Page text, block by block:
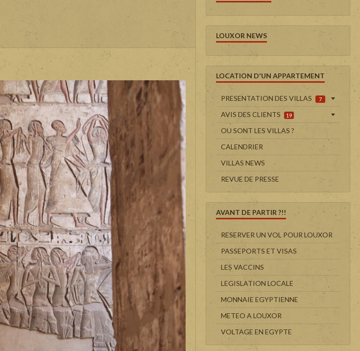
LOUXOR NEWS
LOCATION D'UN APPARTEMENT
PRESENTATION DES VILLAS 7
AVIS DES CLIENTS 19
OU SONT LES VILLAS ?
CALENDRIER
VILLAS NEWS
REVUE DE PRESSE
AVANT DE PARTIR ?!!
RESERVER UN VOL POUR LOUXOR
PASSEPORTS ET VISAS
LES VACCINS
LEGISLATION LOCALE
MONNAIE EGYPTIENNE
METEO A LOUXOR
VOLTAGE EN EGYPTE